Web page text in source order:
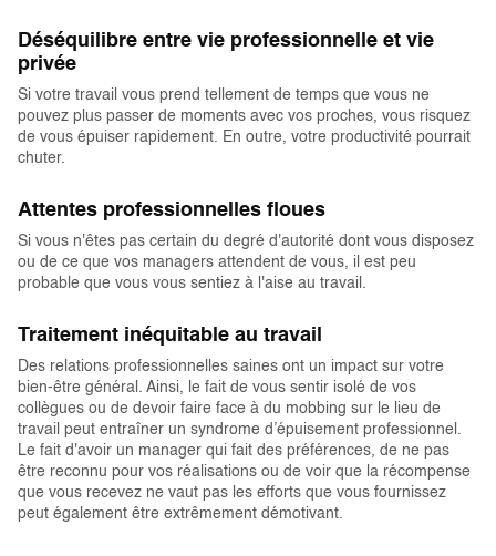
Déséquilibre entre vie professionnelle et vie
privée
Si votre travail vous prend tellement de temps que vous ne
pouvez plus passer de moments avec vos proches, vous risquez
de vous épuiser rapidement. En outre, votre productivité pourrait
chuter.
Attentes professionnelles floues
Si vous n'êtes pas certain du degré d'autorité dont vous disposez
ou de ce que vos managers attendent de vous, il est peu
probable que vous vous sentiez à l'aise au travail.
Traitement inéquitable au travail
Des relations professionnelles saines ont un impact sur votre
bien-être général. Ainsi, le fait de vous sentir isolé de vos
collègues ou de devoir faire face à du mobbing sur le lieu de
travail peut entraîner un syndrome d’épuisement professionnel.
Le fait d'avoir un manager qui fait des préférences, de ne pas
être reconnu pour vos réalisations ou de voir que la récompense
que vous recevez ne vaut pas les efforts que vous fournissez
peut également être extrêmement démotivant.